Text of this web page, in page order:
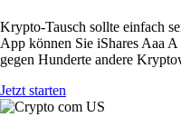
Krypto-Tausch sollte einfach
App können Sie iShares Aaa
gegen Hunderte andere
Jetzt starten